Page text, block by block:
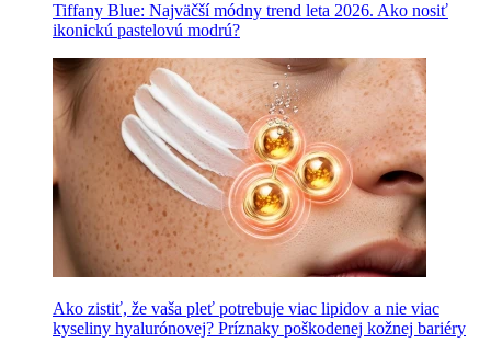
Tiffany Blue: Najväčší módny trend leta 2026. Ako nosiť
ikonickú pastelovú modrú?
Ako zistiť, že vaša pleť potrebuje viac lipidov a nie viac
kyseliny hyalurónovej? Príznaky poškodenej kožnej bariéry